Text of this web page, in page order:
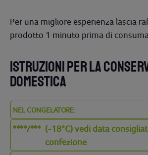
Per una migliore esperienza lascia
prodotto 1 minuto prima di
ISTRUZIONI PER LA
DOMESTICA
NEL CONGELATORE:
****/*** (-18°C) vedi data
confezione